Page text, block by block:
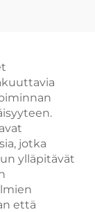
jotka
ylläpitävät
että